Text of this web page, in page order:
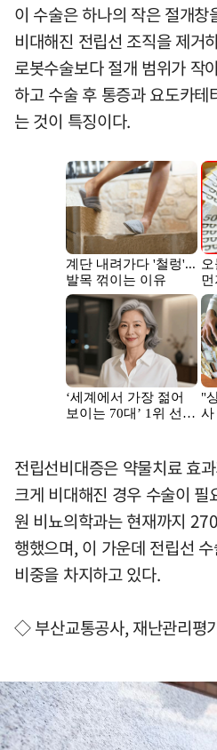
이 수술은 하나의 작은 절개
비대해진 전립선 조직을 제거
로봇수술보다 절개 범위가 작
하고 수술 후 통증과 요도카
는 것이 특징이다.
전립선비대증은 약물치료 효
크게 비대해진 경우 수술이
원 비뇨의학과는 현재까지
행했으며, 이 가운데 전립선
비중을 차지하고 있다.
◇ 부산교통공사, 재난관리평